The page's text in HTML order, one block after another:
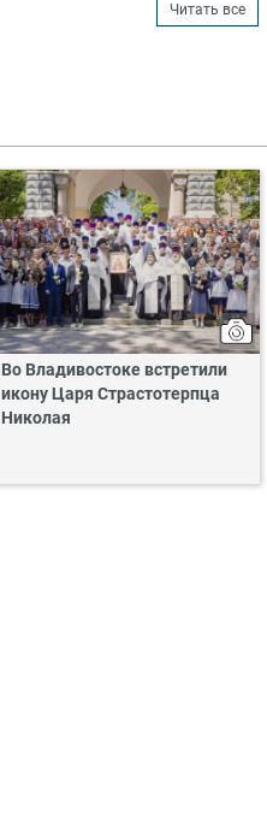
Читать все
Во Владивостоке встретили
икону Царя Страстотерпца
Николая